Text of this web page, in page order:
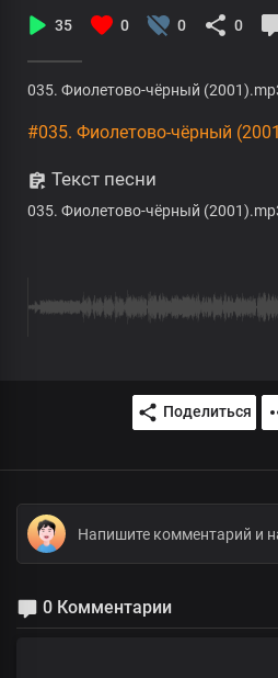
35 0 0 0
035. Фиолетово-чёрный
#035. Фиолетово-чёрный
Текст песни
035. Фиолетово-чёрный
Поделиться
0 Комментарии